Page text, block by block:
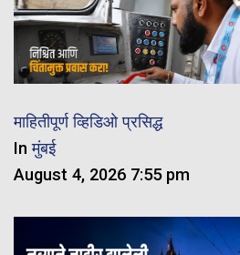
माहितीपूर्ण व्हिडिओ प्रसिद्ध
Inमुंबई
August 4, 2026 7:55 pm